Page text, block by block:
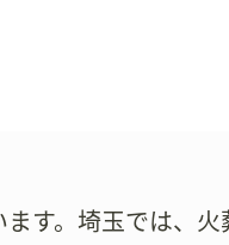
す。埼玉では、火